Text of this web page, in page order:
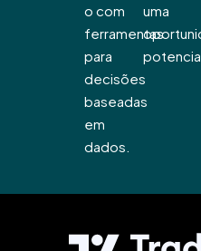
o com
ferramentas
para
decisões
baseadas
em
dados.
uma